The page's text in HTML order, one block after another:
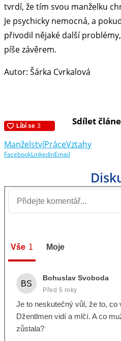
tvrdí, že tím svou manželku
Je psychicky nemocná, a
přivodil nějaké další
píše závěrem.
Autor: Šárka Cvrkalová
Sdílet
ManželstvíPráceVztahy
FacebookLinkedinEmail